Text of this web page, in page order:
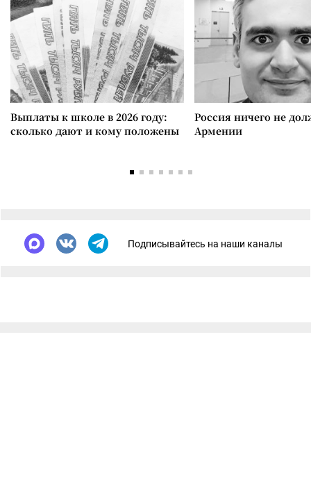
Выплаты к школе в 2026 году:
сколько дают и кому положены
Россия ничего не
Армении
Подписывайтесь на наши каналы